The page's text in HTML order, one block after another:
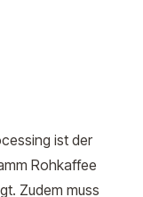
ist der
Rohkaffee
Zudem muss